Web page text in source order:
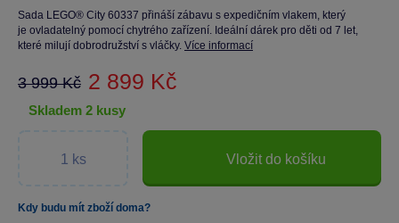
Sada LEGO® City 60337 přináší zábavu s expedičním vlakem, který
je ovladatelný pomocí chytrého zařízení. Ideální dárek pro děti od 7 let,
které milují dobrodružství s vláčky. Více informací
3 999 Kč 2 899 Kč
skladem 2 kusy
Vložit do košíku
Kdy budu mít zboží doma?